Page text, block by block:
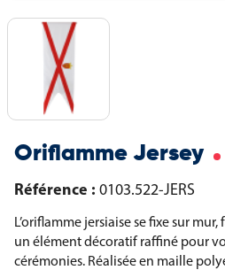
Oriflamme Jersey
Référence : 0103.522-JERS
L’oriflamme jersiaise se fixe sur
un élément décoratif raffiné pour
cérémonies. Réalisée en maille